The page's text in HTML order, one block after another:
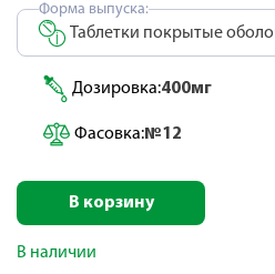
Форма выпуска:
Таблетки покрытые
Дозировка:400мг
Фасовка:№12
В корзину
В наличии